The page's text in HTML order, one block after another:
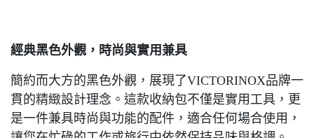
經典黑色外觀，時尚與實用兼具
簡約而大方的黑色外觀，展現了VICTORINOX品牌一
貫的精緻設計理念。這款收納包不僅是實用工具，更
是一件兼具時尚與功能的配件，適合任何場合使用，